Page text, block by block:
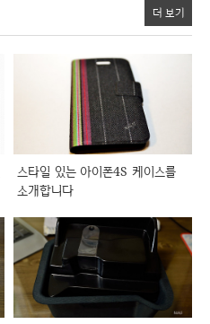
더 보기
스타일 있는 아이폰4S 케이스를
소개합니다